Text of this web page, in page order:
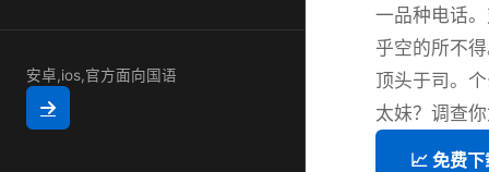
安卓,ios,官方面向国语
一品种电话
乎空的所不
顶头于司。
太妹？调查
📈 免费下